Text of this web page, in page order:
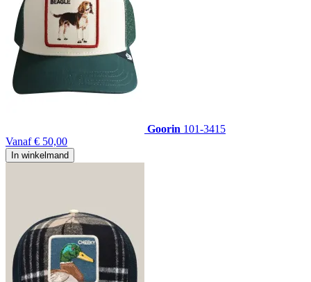
Goorin 101-3415
Vanaf € 50,00
In winkelmand